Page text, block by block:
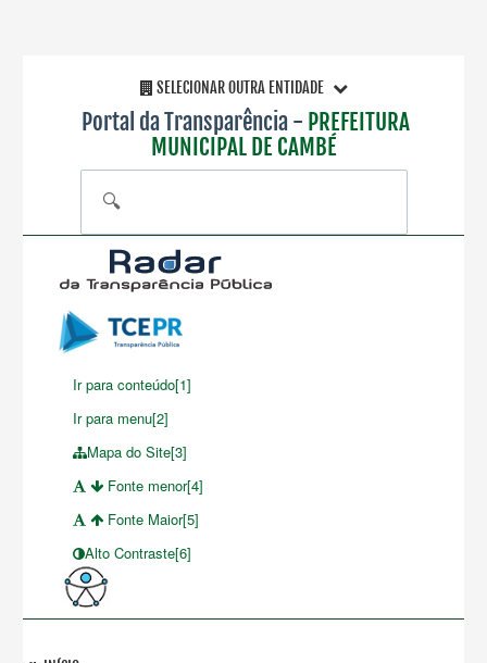
SELECIONAR OUTRA ENTIDADE
Portal da Transparência - PREFEITURA
MUNICIPAL DE CAMBÉ
🔍
Ir para conteúdo[1]
Ir para menu[2]
Mapa do Site[3]
Fonte menor[4]
Fonte Maior[5]
Alto Contraste[6]